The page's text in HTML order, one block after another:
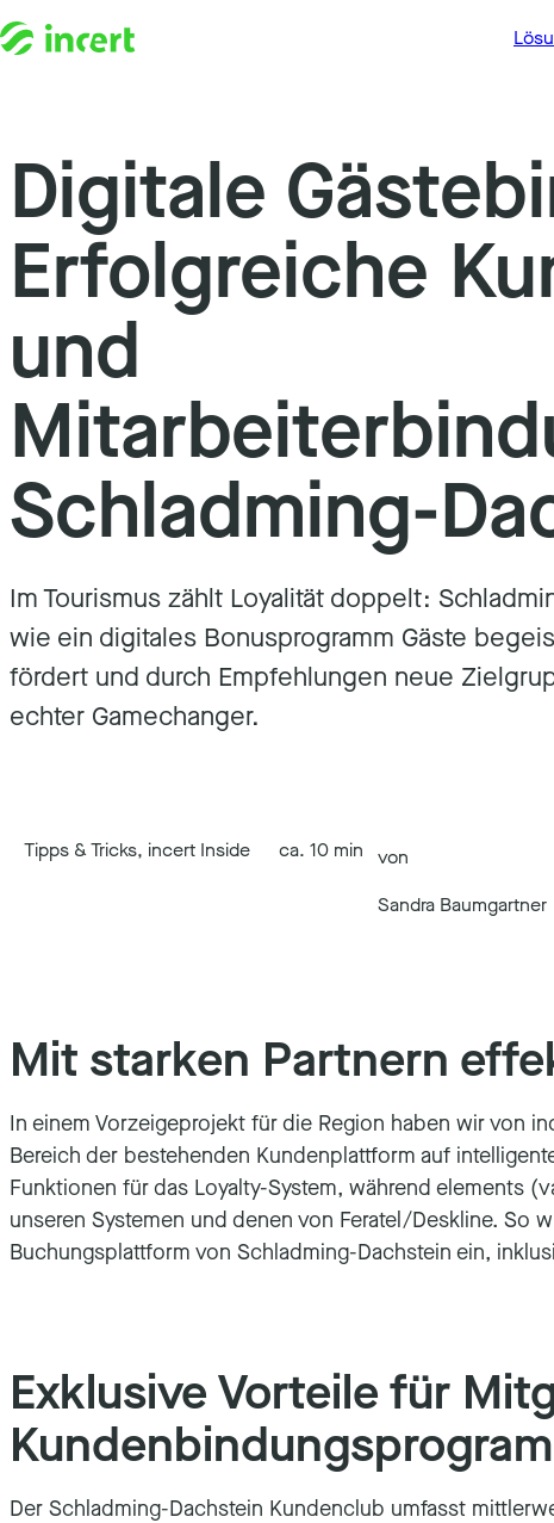
Zum Inhalt springen
Digitale
Erfolgreiche
und
Schladming-
Im Tourismus zählt Loyalität doppelt:
wie ein digitales Bonusprogramm Gäste
fördert und durch Empfehlungen neue
echter Gamechanger.
Tipps & Tricks, incert Inside ca. 10 min
von
Sandra Baumgartner
Mit starken Partnern
In einem Vorzeigeprojekt für die Region haben wir von
Bereich der bestehenden Kundenplattform auf
Funktionen für das Loyalty-System, während elements
unseren Systemen und denen von Feratel/Deskline. So
Buchungsplattform von Schladming-Dachstein ein,
Exklusive Vorteile für
Der Schladming-Dachstein Kundenclub umfasst